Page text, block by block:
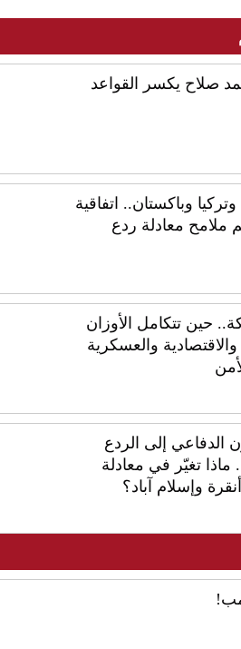
صلاح يكسر القواعد
وباكستان.. اتفاقية
ملامح معادلة ردع
حين تتكامل الأوزان
والاقتصادية والعسكرية
الدفاعي إلى الردع
ماذا تغيّر في معادلة
وإسلام آباد؟